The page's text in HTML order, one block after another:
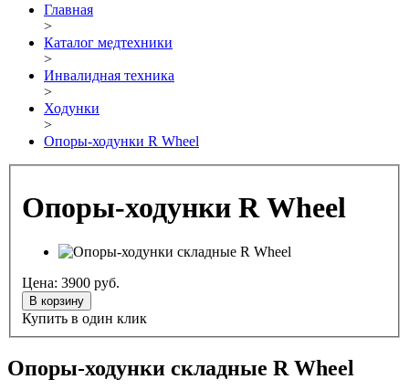
Главная
>
Каталог медтехники
>
Инвалидная техника
>
Ходунки
>
Опоры-ходунки R Wheel
Опоры-ходунки R Wheel
Цена: 3900 руб.
В корзину
Купить в один клик
Опоры-ходунки cкладные R Wheel